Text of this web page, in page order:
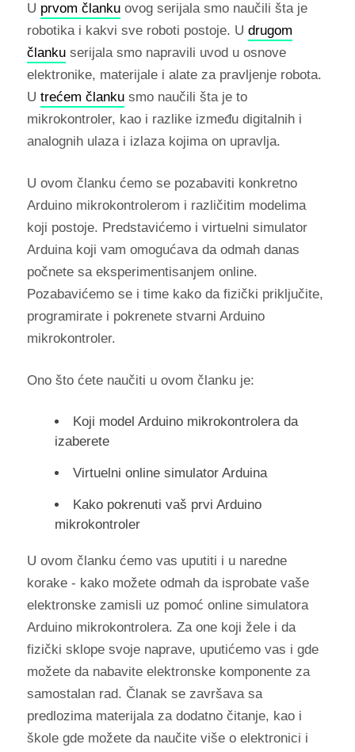
U prvom člankuovog serijala smo naučili šta je
robotika i kakvi sve roboti postoje. U drugom
člankuserijala smo napravili uvod u osnove
elektronike, materijale i alate za pravljenje robota.
U trećem člankusmo naučili šta je to
mikrokontroler, kao i razlike između digitalnih i
analognih ulaza i izlaza kojima on upravlja.
U ovom članku ćemo se pozabaviti konkretno
Arduino mikrokontrolerom i različitim modelima
koji postoje. Predstavićemo i virtuelni simulator
Arduina koji vam omogućava da odmah danas
počnete sa eksperimentisanjem online.
Pozabavićemo se i time kako da fizički priključite,
programirate i pokrenete stvarni Arduino
mikrokontroler.
Ono što ćete naučiti u ovom članku je:
Koji model Arduino mikrokontrolera da
izaberete
Virtuelni online simulator Arduina
Kako pokrenuti vaš prvi Arduino
mikrokontroler
U ovom članku ćemo vas uputiti i u naredne
korake - kako možete odmah da isprobate vaše
elektronske zamisli uz pomoć online simulatora
Arduino mikrokontrolera. Za one koji žele i da
fizički sklope svoje naprave, uputićemo vas i gde
možete da nabavite elektronske komponente za
samostalan rad. Članak se završava sa
predlozima materijala za dodatno čitanje, kao i
škole gde možete da naučite više o elektronici i